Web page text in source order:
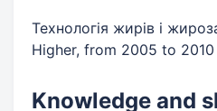
Технологія жирів і
Higher, from 2005 to 2010
Knowledge and